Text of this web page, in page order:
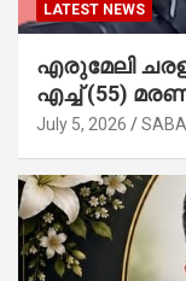
LATEST NEWS
എരുമേലി ചരള
എച്ച് (55)
July 5, 2026